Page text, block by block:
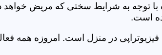
با توجه به شرایط سختی که مریض
است.
در منزل است. امروزه همه